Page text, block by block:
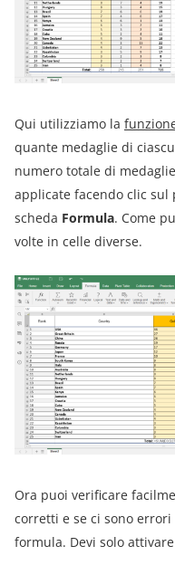
Qui utilizziamo la
quante medaglie di
numero totale di
applicate facendo clic sul
scheda Formula. Come
volte in celle diverse.
Ora puoi verificare
corretti e se ci sono
formula. Devi solo attivare